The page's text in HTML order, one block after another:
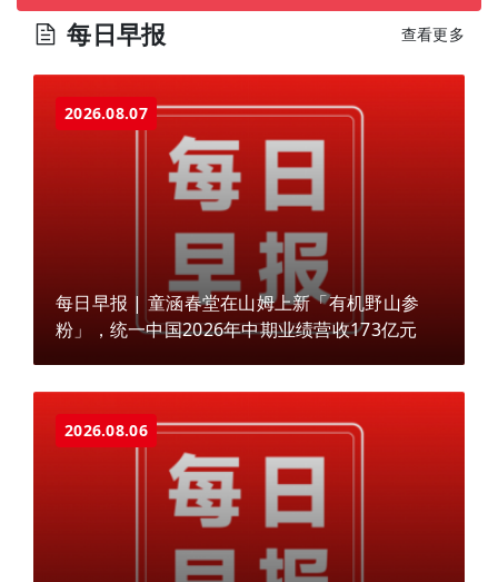
每日早报 查看更多
2026.08.07
每日早报 | 童涵春堂在山姆上新「有机野山参
粉」，统一中国2026年中期业绩营收173亿元
2026.08.06